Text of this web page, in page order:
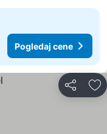
Pogledaj cene
Deli